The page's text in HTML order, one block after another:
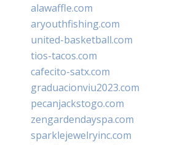
alawaffle.com
aryouthfishing.com
united-basketball.com
tios-tacos.com
cafecito-satx.com
graduacionviu2023.com
pecanjackstogo.com
zengardendayspa.com
sparklejewelryinc.com